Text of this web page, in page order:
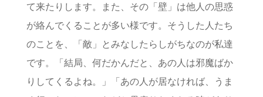
て来たりします。また、その「壁」は他人の思惑
が絡んでくることが多い様です。そうした人たち
のことを、「敵」とみなしたらしがちなのが私達
です。「結局、何だかんだと、あの人は邪魔ばか
りしてくるよね。」「あの人が居なければ、うま